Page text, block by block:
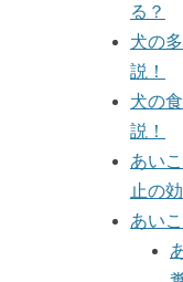
る？
犬の
説！
犬の
説！
あい
止の
あい